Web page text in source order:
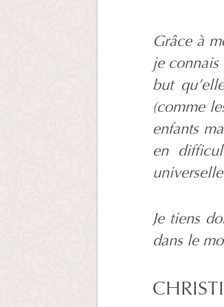
Grâce à
je connais
but
(comme
enfants
en
Je tiens
dans le